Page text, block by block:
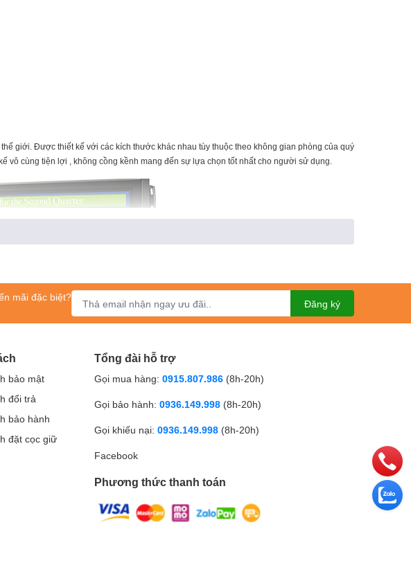
giới. Được thiết kế với các kích thước khác nhau tùy thuộc theo không gian phòng của quý
vô cùng tiện lợi , không cồng kềnh mang đến sự lựa chọn tốt nhất cho người sử dụng.
Khung tương tác thông minh, bục giảng thông minh.
mãi đặc biệt?
Đăng ký
bảo mật
đổi trả
bảo hành
đặt cọc giữ
Tổng đài hỗ trợ
Gọi mua hàng: 0915.807.986 (8h-20h)
Gọi bảo hành: 0936.149.998 (8h-20h)
Gọi khiếu nại: 0936.149.998 (8h-20h)
Facebook
Phương thức thanh toán